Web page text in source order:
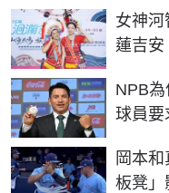
女神
蓮吉
NPB
球員要
岡本
板凳